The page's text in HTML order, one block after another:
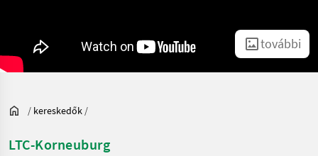
további
/ kereskedők /
LTC-Korneuburg